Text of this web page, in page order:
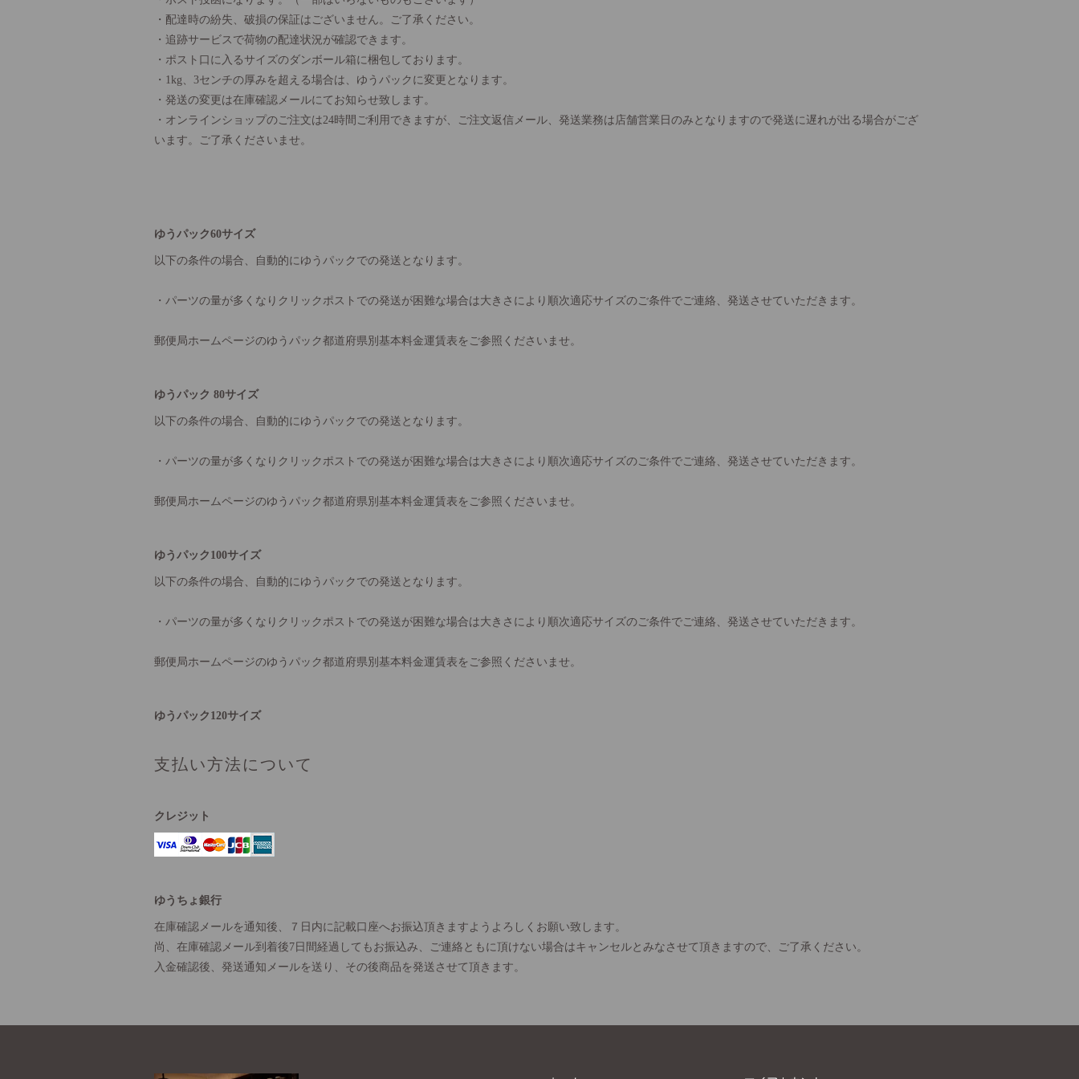
・配達時の紛失、破損の保証はございません。ご了承ください。
・追跡サービスで荷物の配達状況が確認できます。
・ポスト口に入るサイズのダンボール箱に梱包しております。
・1kg、3センチの厚みを超える場合は、ゆうパックに変更となります。
・発送の変更は在庫確認メールにてお知らせ致します。
・オンラインショップのご注文は24時間ご利用できますが、ご注文返信メール、発送業務は店舗営業日のみとなりますので発送に遅れが出る場合がござ
います。ご了承くださいませ。
ゆうパック60サイズ
以下の条件の場合、自動的にゆうパックでの発送となります。
・パーツの量が多くなりクリックポストでの発送が困難な場合は大きさにより順次適応サイズのご条件でご連絡、発送させていただきます。
郵便局ホームページのゆうパック都道府県別基本料金運賃表をご参照くださいませ。
ゆうパック 80サイズ
以下の条件の場合、自動的にゆうパックでの発送となります。
・パーツの量が多くなりクリックポストでの発送が困難な場合は大きさにより順次適応サイズのご条件でご連絡、発送させていただきます。
郵便局ホームページのゆうパック都道府県別基本料金運賃表をご参照くださいませ。
ゆうパック100サイズ
以下の条件の場合、自動的にゆうパックでの発送となります。
・パーツの量が多くなりクリックポストでの発送が困難な場合は大きさにより順次適応サイズのご条件でご連絡、発送させていただきます。
郵便局ホームページのゆうパック都道府県別基本料金運賃表をご参照くださいませ。
ゆうパック120サイズ
支払い方法について
クレジット
ゆうちょ銀行
在庫確認メールを通知後、７日内に記載口座へお振込頂きますようよろしくお願い致します。
尚、在庫確認メール到着後7日間経過してもお振込み、ご連絡ともに頂けない場合はキャンセルとみなさせて頂きますので、ご了承ください。
入金確認後、発送通知メールを送り、その後商品を発送させて頂きます。